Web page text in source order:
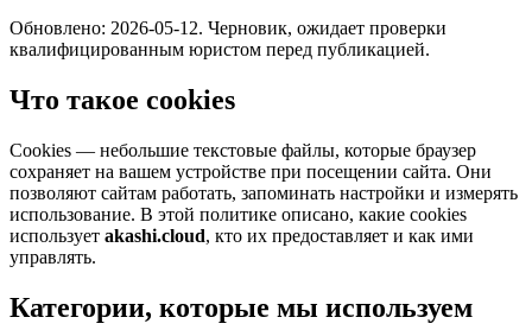
Обновлено: 2026-05-12. Черновик, ожидает проверки
квалифицированным юристом перед публикацией.
Что такое cookies
Cookies — небольшие текстовые файлы, которые браузер
сохраняет на вашем устройстве при посещении сайта. Они
позволяют сайтам работать, запоминать настройки и измерять
использование. В этой политике описано, какие cookies
использует akashi.cloud, кто их предоставляет и как ими
управлять.
Категории, которые мы используем